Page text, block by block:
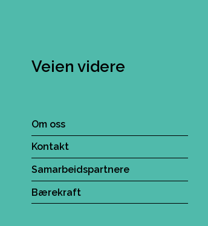
Veien videre
Om oss
Kontakt
Samarbeidspartnere
Bærekraft